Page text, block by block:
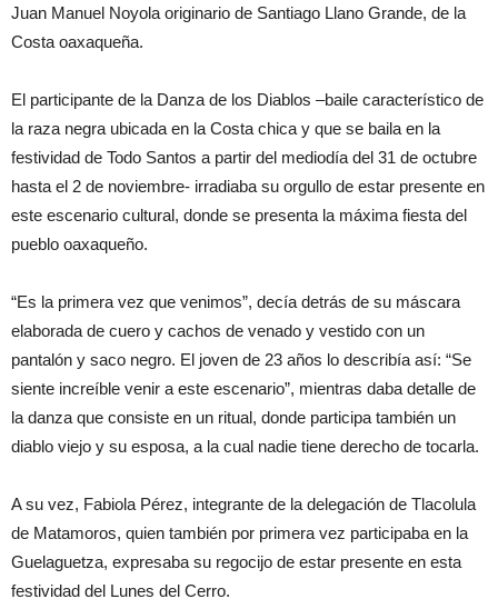
Juan Manuel Noyola originario de Santiago Llano Grande, de la
Costa oaxaqueña.
El participante de la Danza de los Diablos –baile característico de
la raza negra ubicada en la Costa chica y que se baila en la
festividad de Todo Santos a partir del mediodía del 31 de octubre
hasta el 2 de noviembre- irradiaba su orgullo de estar presente en
este escenario cultural, donde se presenta la máxima fiesta del
pueblo oaxaqueño.
“Es la primera vez que venimos”, decía detrás de su máscara
elaborada de cuero y cachos de venado y vestido con un
pantalón y saco negro. El joven de 23 años lo describía así: “Se
siente increíble venir a este escenario”, mientras daba detalle de
la danza que consiste en un ritual, donde participa también un
diablo viejo y su esposa, a la cual nadie tiene derecho de tocarla.
A su vez, Fabiola Pérez, integrante de la delegación de Tlacolula
de Matamoros, quien también por primera vez participaba en la
Guelaguetza, expresaba su regocijo de estar presente en esta
festividad del Lunes del Cerro.